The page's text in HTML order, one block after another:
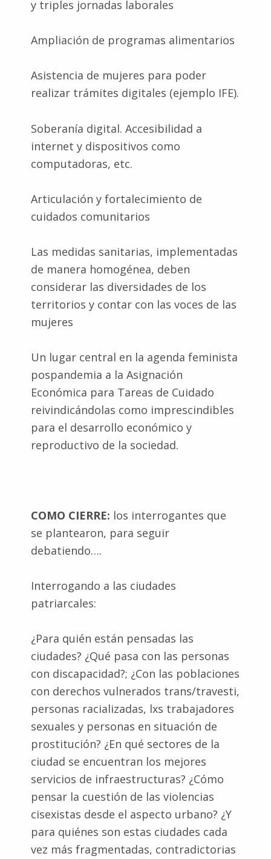
y triples jornadas laborales
Ampliación de programas alimentarios
Asistencia de mujeres para poder
realizar trámites digitales (ejemplo IFE).
Soberanía digital. Accesibilidad a
internet y dispositivos como
computadoras, etc.
Articulación y fortalecimiento de
cuidados comunitarios
Las medidas sanitarias, implementadas
de manera homogénea, deben
considerar las diversidades de los
territorios y contar con las voces de las
mujeres
Un lugar central en la agenda feminista
pospandemia a la Asignación
Económica para Tareas de Cuidado
reivindicándolas como imprescindibles
para el desarrollo económico y
reproductivo de la sociedad.
COMO CIERRE: los interrogantes que
se plantearon, para seguir
debatiendo….
Interrogando a las ciudades
patriarcales:
¿Para quién están pensadas las
ciudades? ¿Qué pasa con las personas
con discapacidad?; ¿Con las poblaciones
con derechos vulnerados trans/travesti,
personas racializadas, lxs trabajadores
sexuales y personas en situación de
prostitución? ¿En qué sectores de la
ciudad se encuentran los mejores
servicios de infraestructuras? ¿Cómo
pensar la cuestión de las violencias
cisexistas desde el aspecto urbano? ¿Y
para quiénes son estas ciudades cada
vez más fragmentadas, contradictorias